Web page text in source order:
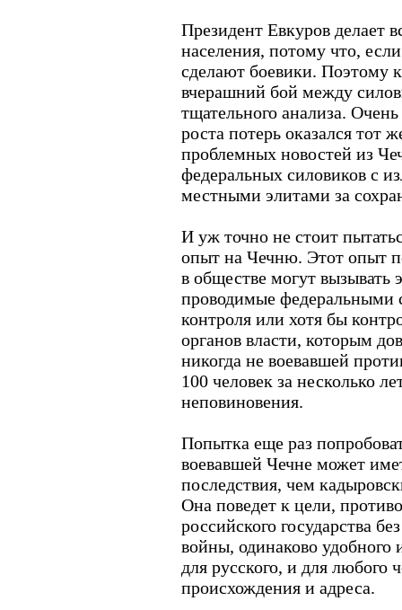
Президент Евкуров делает
населения, потому что,
сделают боевики. Поэтому
вчерашний бой между
тщательного анализа.
роста потерь оказался тот
проблемных новостей из
федеральных силовиков с
местными элитами за
И уж точно не стоит
опыт на Чечню. Этот опыт
в обществе могут
проводимые федеральными
контроля или хотя бы
органов власти, которым
никогда не воевавшей
100 человек за несколько
неповиновения.
Попытка еще раз
воевавшей Чечне может
последствия, чем
Она поведет к цели,
российского государства
войны, одинаково удобного
для русского, и для любого
происхождения и адреса.